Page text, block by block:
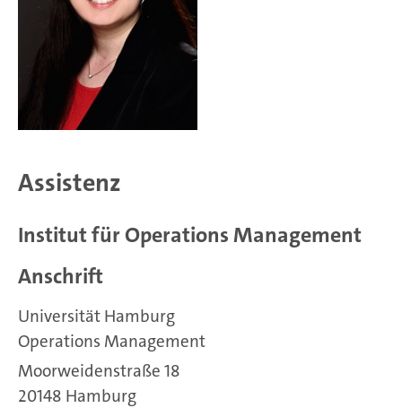
Assistenz
Institut für Operations Management
Anschrift
Universität Hamburg
Operations Management
Moorweidenstraße 18
20148 Hamburg